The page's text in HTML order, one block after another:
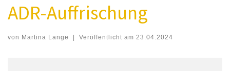
ADR-Auffrischung
von Martina Lange | Veröffentlicht am 23.04.2024